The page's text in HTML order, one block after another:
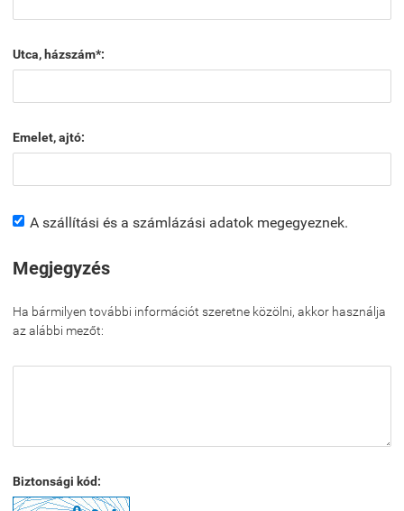
Utca, házszám*:
Emelet, ajtó:
A szállítási és a számlázási adatok megegyeznek.
Megjegyzés
Ha bármilyen további információt szeretne közölni, akkor használja
az alábbi mezőt:
Biztonsági kód: